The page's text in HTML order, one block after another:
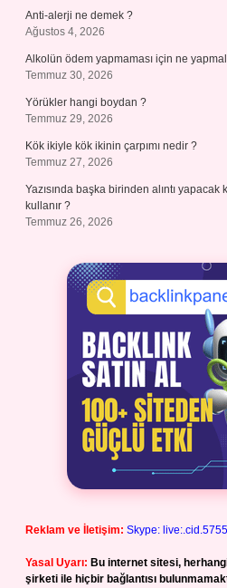
Anti-alerji ne demek ?
Ağustos 4, 2026
Alkolün ödem yapmaması için ne
Temmuz 30, 2026
Yörükler hangi boydan ?
Temmuz 29, 2026
Kök ikiyle kök ikinin çarpımı nedir ?
Temmuz 27, 2026
Yazısında başka birinden alıntı
kullanır ?
Temmuz 26, 2026
Reklam ve İletişim: Skype:
Yasal Uyarı: Bu internet sitesi,
şirketi ile hiçbir bağlantısı